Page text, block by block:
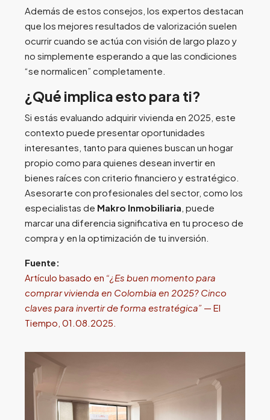
Además de estos consejos, los expertos destacan
que los mejores resultados de valorización suelen
ocurrir cuando se actúa con visión de largo plazo y
no simplemente esperando a que las condiciones
“se normalicen” completamente.
¿Qué implica esto para ti?
Si estás evaluando adquirir vivienda en 2025, este
contexto puede presentar oportunidades
interesantes, tanto para quienes buscan un hogar
propio como para quienes desean invertir en
bienes raíces con criterio financiero y estratégico.
Asesorarte con profesionales del sector, como los
especialistas de Makro Inmobiliaria , puede
marcar una diferencia significativa en tu proceso de
compra y en la optimización de tu inversión.
Fuente:
Artículo basado en “¿Es buen momento para
comprar vivienda en Colombia en 2025? Cinco
claves para invertir de forma estratégica” — El
Tiempo, 01.08.2025.